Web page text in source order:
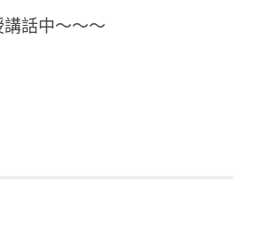
話中～～～